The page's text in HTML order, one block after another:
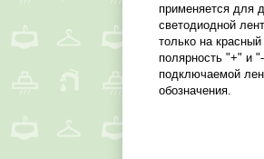
применяется для
светодиодной
только на
полярность "+" и
подключаемой
обозначения.